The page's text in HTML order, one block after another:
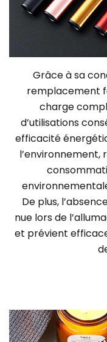
Grâce à sa
remplacement
charge
d’utilisations
efficacité
l’environnement,
De plus,
nue lors de
et prévient